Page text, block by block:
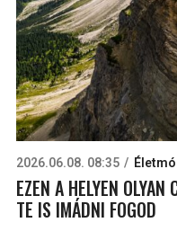
2026.06.08. 08:35
EZEN A HELYEN
TE IS IMÁDNI FOGOD